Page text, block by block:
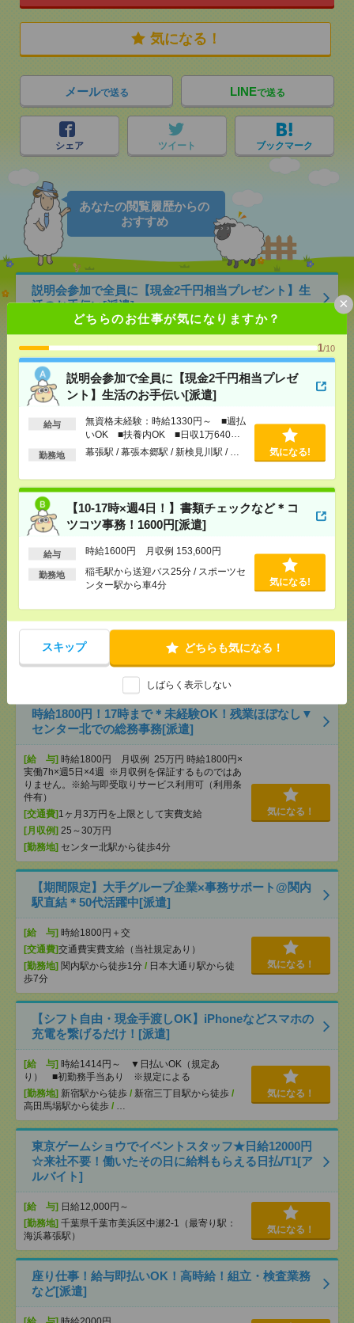
どちらのお仕事が気になりますか？
1/10
説明会参加で全員に【現金2千円相当プレゼ
ント】生活のお手伝い[派遣]
給与
無資格未経験：時給1330円～ ■週払
いOK ■扶養内OK ■日収1万640円
以上
勤務地 幕張駅 / 幕張本郷駅 / 新検見川駅 / … 気になる!
【10-17時×週4日！】書類チェックなど＊コ
ツコツ事務！1600円[派遣]
給与 時給1600円 月収例 153,600円
勤務地
稲毛駅から送迎バス25分 / スポーツセ
ンター駅から車4分
気になる!
スキップ どちらも気になる！
しばらく表示しない
×
気になる！
メールで送る LINEで送る
シェア ツイート ブックマーク
あなたの閲覧履歴からの
おすすめ
説明会参加で全員に【現金2千円相当プレゼント】生
活のお手伝い[派遣]
[給 与]無資格未経験：時給1330円～ ■週払い
OK ■扶養内OK ■日収1万640円以上
[交通費]交通費全額支給
[勤務地]
幕張駅/幕張本郷駅/新検見川駅/…
【10-17時×週4日！】書類チェックなど＊コツコツ事
務！1600円[派遣]
[月収例]
15～20万円
[勤務地]
稲毛駅から送迎バス25分/ スポーツセンタ
ー駅から車4分
気になる！
＼音楽が身近にある職場！／ DJレッスンの受付やカ
ンタン事務[派遣]
代】※時給2,000円×7時間45分×21日勤務の場合
[交通費]交通費支給：上限40,000円／月まで（規定
気になる！
時給1800円！17時まで＊未経験OK！残業ほぼなし▼
センター北での総務事務[派遣]
[給 与] 時給1800円 月収例 25万円 時給1800円×
実働7h×週5日×4週 ※月収例を保証するものではあ
りません。※給与即受取りサービス利用可（利用条
件有）
[交通費] 1ヶ月3万円を上限として実費支給
[月収例] 25～30万円
[勤務地] センター北駅から徒歩4分
気になる！
【期間限定】大手グループ企業×事務サポート@関内
駅直結＊50代活躍中[派遣]
[給 与] 時給1800円＋交
[交通費]交通費実費支給（当社規定あり）
[勤務地] 関内駅から徒歩1分 / 日本大通り駅から徒
歩7分
気になる！
【シフト自由・現金手渡しOK】iPhoneなどスマホの
充電を繋げるだけ！[派遣]
[給 与] 時給1414円～ ▼日払いOK（規定あ
り） ■初勤務手当あり ※規定による
[勤務地] 新宿駅から徒歩 / 新宿三丁目駅から徒歩 /
高田馬場駅から徒歩 / …
気になる！
東京ゲームショウでイベントスタッフ★日給12000円
☆来社不要！働いたその日に給料もらえる日払/T1[ア
ルバイト]
[給 与] 日給12,000円～
[勤務地] 千葉県千葉市美浜区中瀬2-1（最寄り駅：
海浜幕張駅）
気になる！
座り仕事！給与即払いOK！高時給！組立・検査業務
など[派遣]